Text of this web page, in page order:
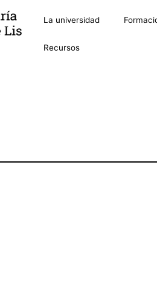
La universidad
Recursos